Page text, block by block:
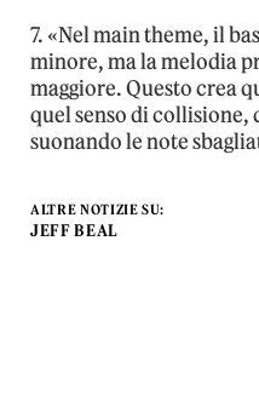
7. «Nel main theme, il
minore, ma la melodia
maggiore. Questo crea
quel senso di collisione,
suonando le note
ALTRE NOTIZIE SU:
JEFF BEAL